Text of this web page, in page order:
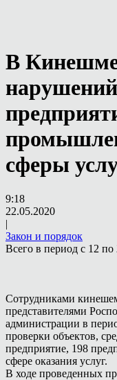
В
сферы
9:18
22.05.2020
|
Закон и порядок
Всего в период с 12
Сотрудниками
представителями
администрации в
проверки объектов,
предприятие, 198
сфере оказания услуг.
В ходе проведенных